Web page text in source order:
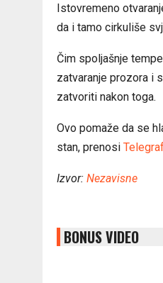
Istovremeno
da i tamo cirkuliše
Čim spoljašnje
zatvaranje prozora i
zatvoriti nakon toga.
Ovo pomaže da se
stan, prenosi
Izvor: Nezavisne
BONUS VIDEO